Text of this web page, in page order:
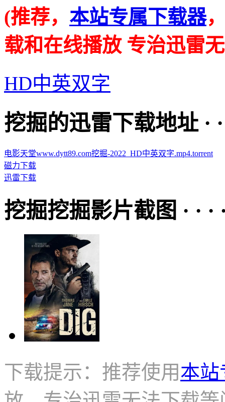
(推荐， 本站专属下载器
载和在线播放 专治迅雷
HD中英双字
挖掘的迅雷下载地址 · ·
电影天堂www.dytt89.com挖掘-2022_HD中英双字.mp4.torrent
磁力下载
迅雷下载
挖掘挖掘影片截图 · · ·
下载提示：推荐使用本站